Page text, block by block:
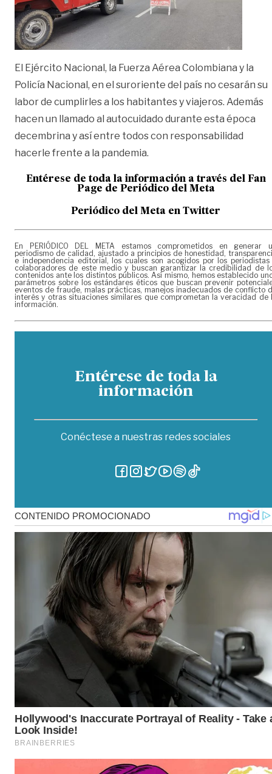
El Ejército Nacional, la Fuerza Aérea Colombiana y la
Policía Nacional, en el suroriente del país no cesarán su
labor de cumplirles a los habitantes y viajeros. Además
hacen un llamado al autocuidado durante esta época
decembrina y así entre todos con responsabilidad
hacerle frente a la pandemia.
Entérese de toda la información a través del Fan
Page de Periódico del Meta
Periódico del Meta en Twitter
En PERIÓDICO DEL META estamos comprometidos en generar
periodismo de calidad, ajustado a principios de honestidad,
e independencia editorial, los cuales son acogidos por los periodistas
colaboradores de este medio y buscan garantizar la credibilidad de
contenidos ante los distintos públicos. Así mismo, hemos establecido
parámetros sobre los estándares éticos que buscan prevenir
eventos de fraude, malas prácticas, manejos inadecuados de conflicto
interés y otras situaciones similares que comprometan la veracidad de
información.
Entérese de toda la
información
Conéctese a nuestras redes sociales